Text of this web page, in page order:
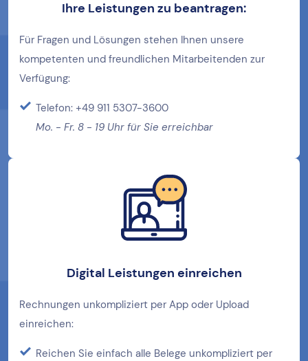
Ihre Leistungen zu beantragen:
Für Fragen und Lösungen stehen Ihnen unsere
kompetenten und freundlichen Mitarbeitenden zur
Verfügung:
Telefon: +49 911 5307-3600
Mo. - Fr. 8 - 19 Uhr für Sie erreichbar
Digital Leistungen einreichen
Rechnungen unkompliziert per App oder Upload
einreichen:
Reichen Sie einfach alle Belege unkompliziert per